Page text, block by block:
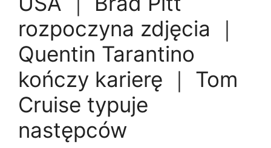
rozpoczyna zdjęcia ｜
Quentin Tarantino
kończy karierę ｜ Tom
Cruise typuje
następców